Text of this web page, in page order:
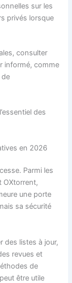
sur les
privés lorsque
consulter
informé, comme
de
des
en 2026
Parmi les
OXtorrent,
une porte
sa sécurité
des listes à jour,
revues et
de
être utile